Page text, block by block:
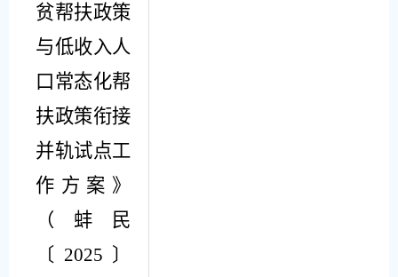
贫帮扶政策
与低收入人
口常态化帮
扶政策衔接
并轨试点工
作方案》
（蚌民
〔 2025 〕